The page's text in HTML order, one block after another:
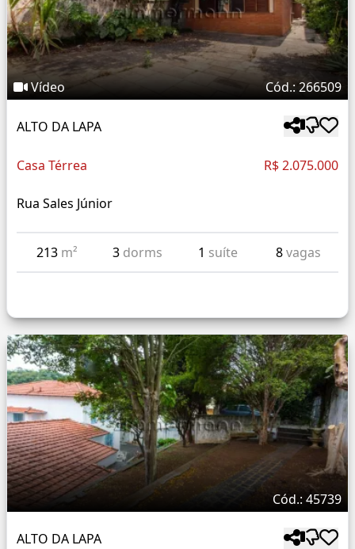
Vídeo Cód.: 266509
ALTO DA LAPA
Casa Térrea R$ 2.075.000
Rua Sales Júnior
213 m² 3 dorms 1 suíte 8vagas
Cód.: 45739
ALTO DA LAPA